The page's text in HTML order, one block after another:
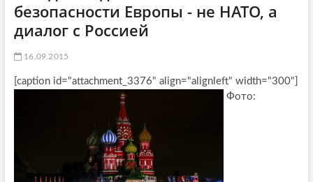
безопасности Европы - не НАТО, а
диалог с Россией
16.09.2015
[caption id="attachment_3376" align="alignleft" width="300"]
Фото: